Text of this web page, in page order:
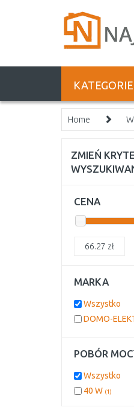
KATEGORIE
Home
ZMIEŃ
CENA
66.27 zł
MARKA
Wszystko
DOMO-
POBÓR
Wszystko
40 W (1)